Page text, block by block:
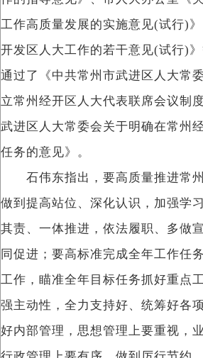
工作高质量发展的实施意见(试行)
开发区人大工作的若干意见(试行)
通过了《中共常州市武进区人大常
立常州经开区人大代表联席会议制
武进区人大常委会关于明确在常州
任务的意见》。
石伟东指出，要高质量推进常州
做到提高站位、深化认识，加强学
其责、一体推进，依法履职、多做
同促进；要高标准完成全年工作任
工作，瞄准全年目标任务抓好重点
强主动性，全力支持好、统筹好各
好内部管理，思想管理上要重视，